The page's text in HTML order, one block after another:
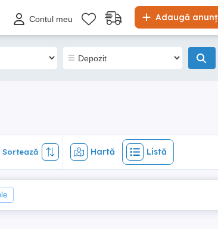
Adaugă anunț
Contul meu
Sortează Hartă Listă
Sortează Hartă Listă